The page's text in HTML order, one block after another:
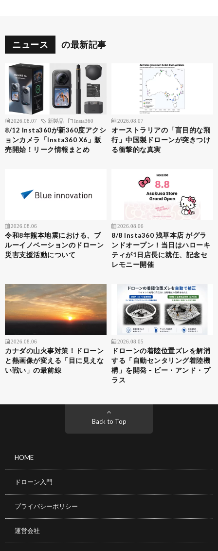
ニュース の最新記事
2026.08.07 新製品 Insta360
8/12 Insta360が新360度アクシ
ョンカメラ「Insta360 X6」販
売開始！リーク情報まとめ
2026.08.07
オーストラリアの「盲目的な飛
行」中国製ドローンが突きつけ
る衝撃的な真実
2026.08.06
令和8年熊本地震における、ブ
ルーイノベーションのドローン
災害支援活動について
2026.08.06
8/8 Insta360 浅草本店 がグラ
ンドオープン！当日はハローキ
ティが1日店長に就任、記念セ
レモニー開催
2026.08.06
カナダの山火事対策！ドローン
と熱画像が変える「目に見えな
い戦い」の最前線
2026.08.05
ドローンの着陸位置ズレを解消
する「自動センタリング着陸機
構」を開発 – ビー・アンド・プ
ラス
Back to Top
HOME
ドローン入門
プライバシーポリシー
運営会社